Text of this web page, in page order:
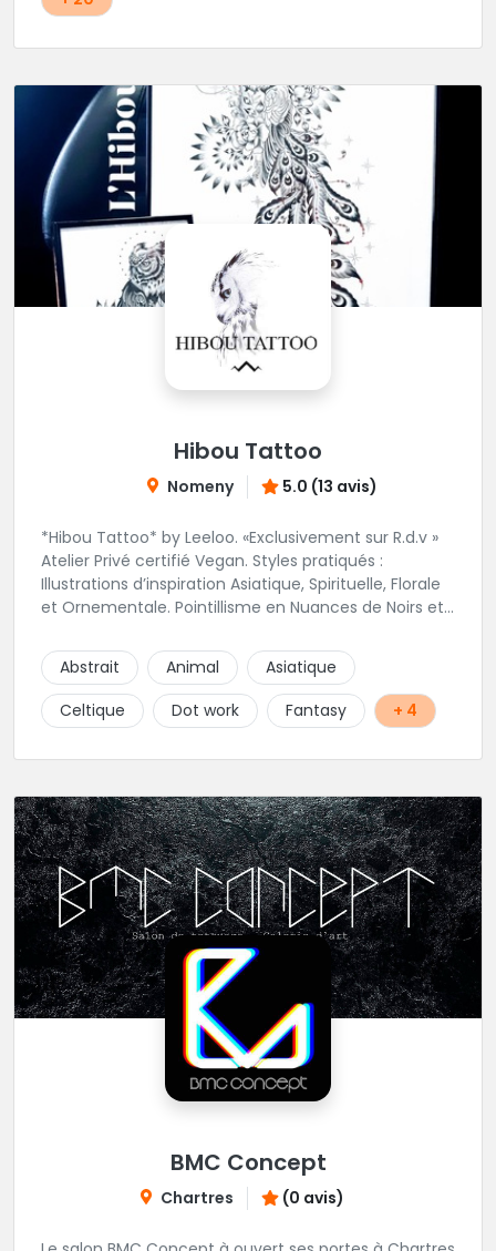
Hibou Tattoo
Nomeny 5.0 (13 avis)
*Hibou Tattoo* by Leeloo. «Exclusivement sur R.d.v »
Atelier Privé certifié Vegan. Styles pratiqués :
Illustrations d’inspiration Asiatique, Spirituelle, Florale
et Ornementale. Pointillisme en Nuances de Noirs et
de l’Atelier :
https://www.facebook.com/HibouTattoos
Abstrait Animal
Asiatique
Celtique
Dot work Fantasy + 4
BMC Concept
Chartres (0 avis)